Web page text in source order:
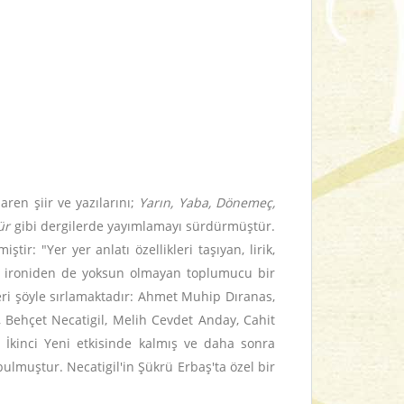
şiir ve yazılarını; Yarın, Yaba, Dönemeç,
gibi dergilerde yayımlamayı sürdürmüştür.
"Yer yer anlatı özellikleri taşıyan, lirik,
ironiden de yoksun olmayan toplumucu bir
şöyle sırlamaktadır: Ahmet Muhip Dıranas,
Necatigil, Melih Cevdet Anday, Cahit
Yeni etkisinde kalmış ve daha sonra
Necatigil'in Şükrü Erbaş'ta özel bir